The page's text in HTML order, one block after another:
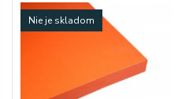
Nie je skladom